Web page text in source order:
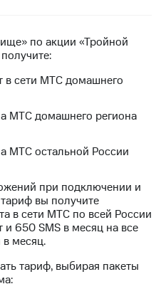
по акции «Тройной
в сети МТС домашнего
МТС домашнего региона
МТС остальной России
при подключении и
вы получите
в сети МТС по всей России
650 SMS в месяц на все
месяц.
тариф, выбирая пакеты